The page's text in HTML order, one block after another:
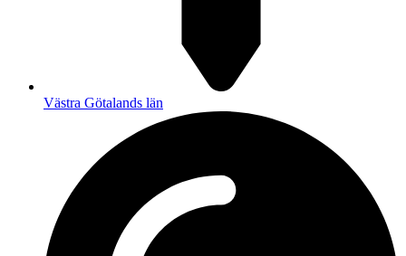
Västra Götalands län